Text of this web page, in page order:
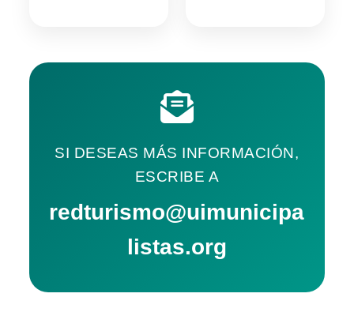
SI DESEAS MÁS INFORMACIÓN,
ESCRIBE A
redturismo@uimunicipa
listas.org